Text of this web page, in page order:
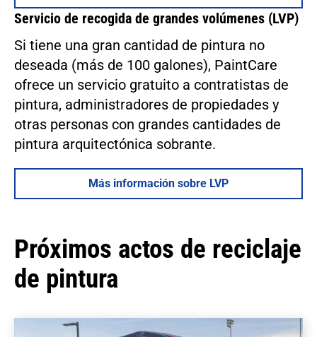
Servicio de recogida de grandes volúmenes (LVP)
Si tiene una gran cantidad de pintura no
deseada (más de 100 galones), PaintCare
ofrece un servicio gratuito a contratistas de
pintura, administradores de propiedades y
otras personas con grandes cantidades de
pintura arquitectónica sobrante.
Más información sobre LVP
Próximos actos de reciclaje
de pintura